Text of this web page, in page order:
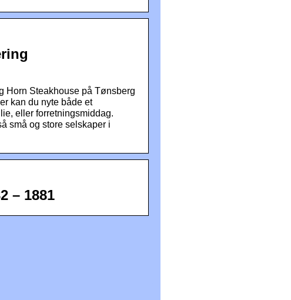
Horn Steakhouse på Tønsberg
kan du nyte både et
eller forretningsmiddag.
små og store selskaper i
– 1881